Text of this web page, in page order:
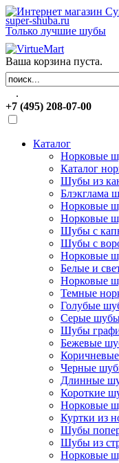
super-shuba.ru
Только лучшие шубы
Ваша корзина пуста.
.
+7 (495) 208-07-00
Каталог
Норковые
Каталог
Шубы из
Блэкглама
Норковые
Норковые
Шубы с
Шубы с
Норковые
Белые и
Норковые
Темные
Голубые
Серые
Шубы
Бежевые
Черные
Длинные
Короткие
Норковые
Куртки из
Шубы
Шубы из
Норковые